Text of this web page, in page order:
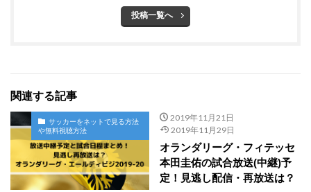
投稿一覧へ
関連する記事
サッカーをネットで見る方法
や無料視聴方法
2019年11月21日
2019年11月29日
オランダリーグ・フィテッセ
本田圭佑の試合放送(中継)予
定！見逃し配信・再放送は？